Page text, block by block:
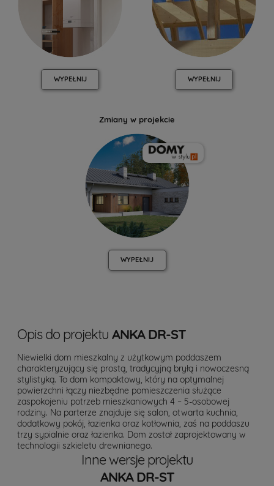
WYPEŁNIJ WYPEŁNIJ
Zmiany w projekcie
WYPEŁNIJ
Opis do projektu ANKA DR-ST
Niewielki dom mieszkalny z użytkowym poddaszem
charakteryzujący się prostą, tradycyjną bryłą i nowoczesną
stylistyką. To dom kompaktowy, który na optymalnej
powierzchni łączy niezbędne pomieszczenia służące
zaspokojeniu potrzeb mieszkaniowych 4 – 5-osobowej
rodziny. Na parterze znajduje się salon, otwarta kuchnia,
dodatkowy pokój, łazienka oraz kotłownia, zaś na poddaszu
trzy sypialnie oraz łazienka. Dom został zaprojektowany w
technologii szkieletu drewnianego.
Inne wersje projektu
ANKA DR-ST